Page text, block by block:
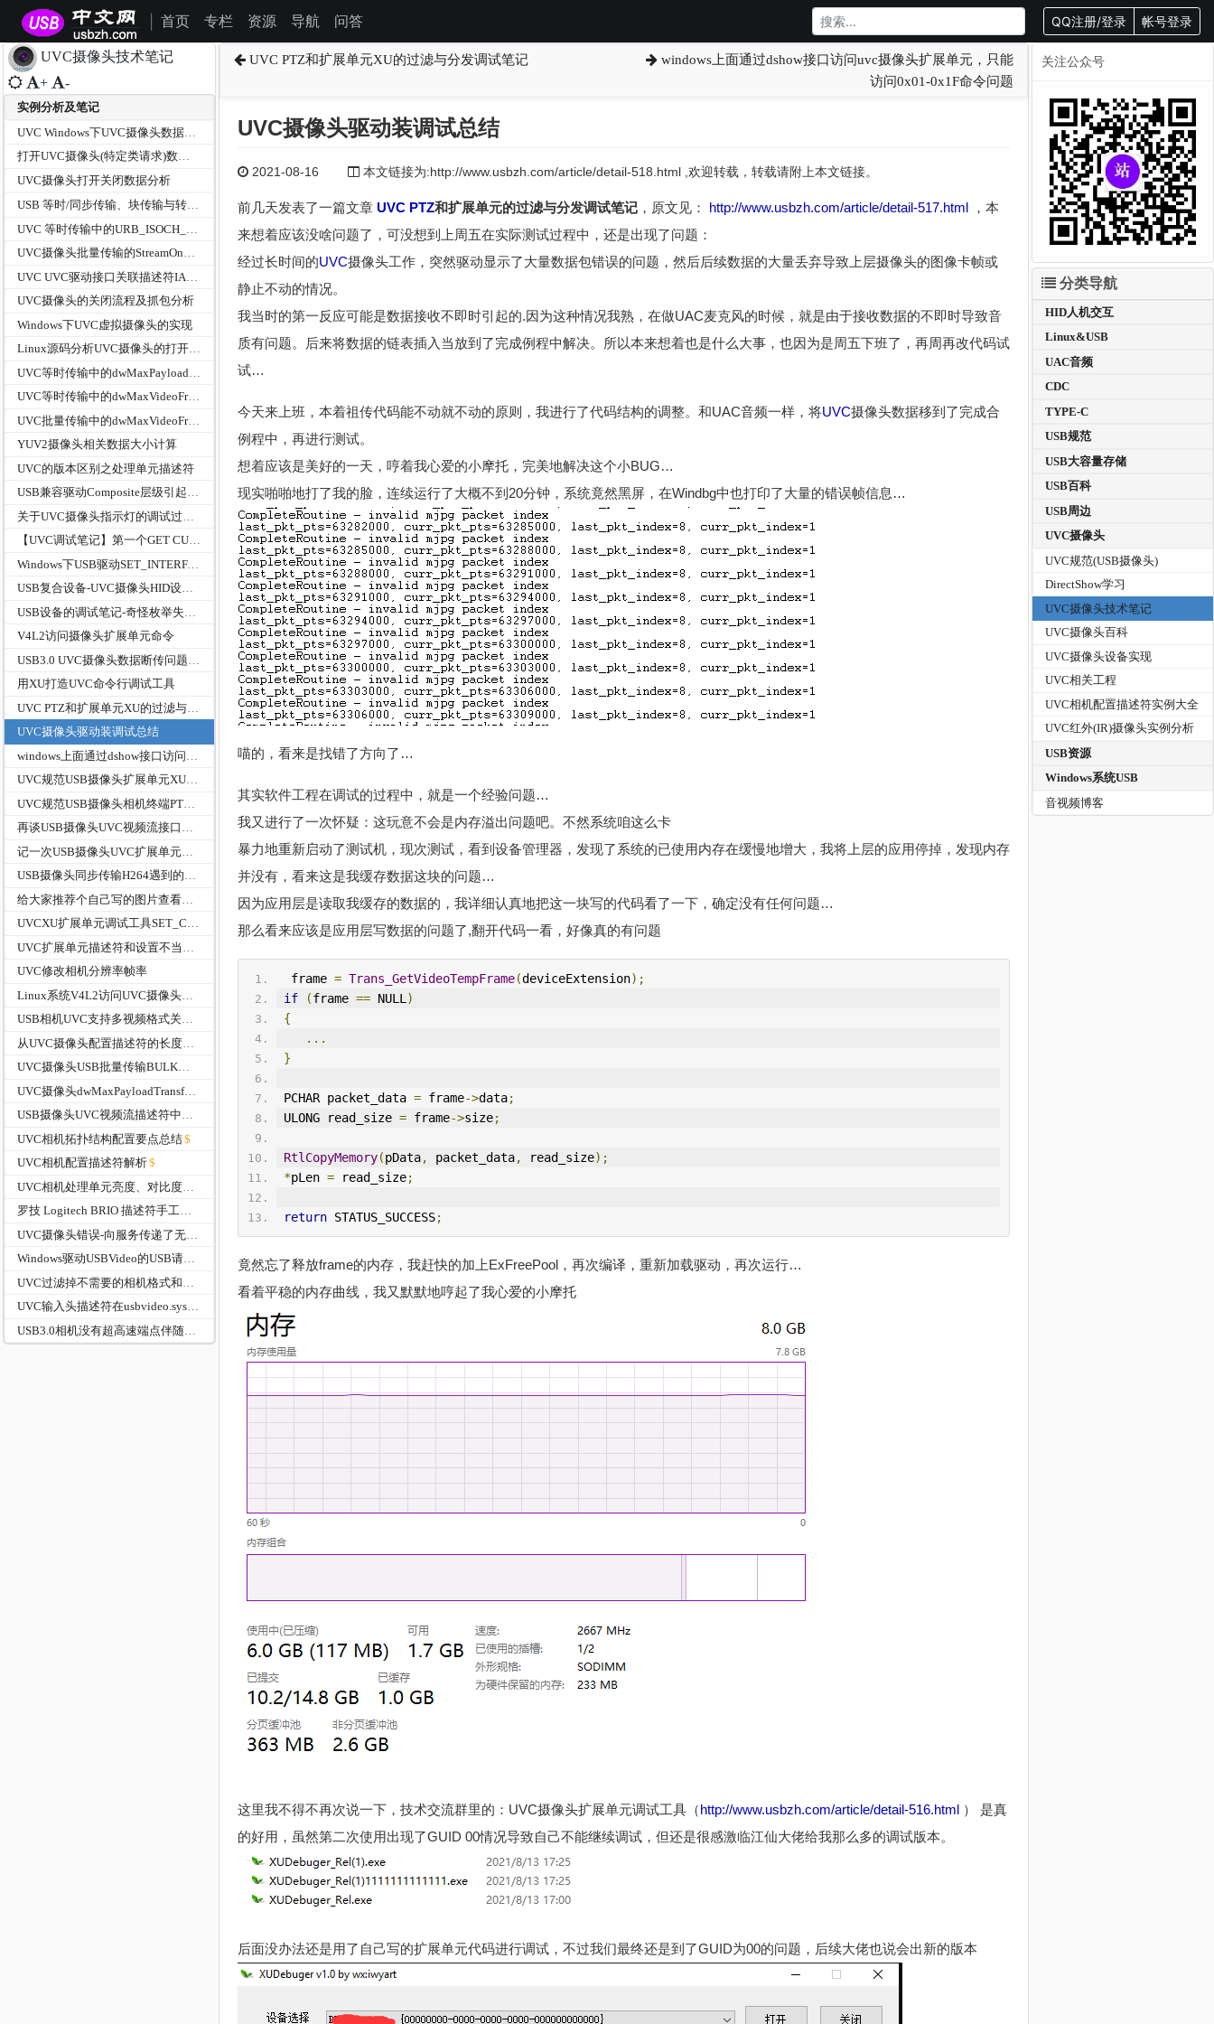
首页 专栏 资源 导航 问答 QQ注册/登录 帐号登录
UVC摄像头技术笔记
+ -
实例分析及笔记
打开UVC摄像头(特定类请求)数据分析
UVC摄像头打开关闭数据分析
USB 等时/同步传输、块传输与转换设置在UVC摄像头驱动中的探讨
UVC摄像头批量传输的StreamOn和StreamOff
UVC摄像头的关闭流程及抓包分析
Windows下UVC虚拟摄像头的实现
Linux源码分析UVC摄像头的打开流程及抓包分析
UVC等时传输中的dwMaxVideoFrameSize和dwMaxPayloadTransferSize关系
UVC批量传输中的dwMaxVideoFrameSize和dwMaxPayloadTransferSize关系
YUV2摄像头相关数据大小计算
UVC的版本区别之处理单元描述符
USB兼容驱动Composite层级引起的摄像头灯问题
【UVC调试笔记】第一个GET CUR请求产生babble detected的原因排查
Windows下USB驱动SET_INTERFAC失败 bad pipe flags
USB复合设备-UVC摄像头HID设备共存的设计实现
V4L2访问摄像头扩展单元命令
用XU打造UVC命令行调试工具
UVC摄像头驱动装调试总结
UVC规范USB摄像头扩展单元XU的初始化分析
再谈USB摄像头UVC视频流接口控制请求dwMaxVideoFrameSize和dwMaxPayloadTransferSize
USB摄像头同步传输H264遇到的花屏问题
UVCXU扩展单元调试工具SET_CUR时获取数据长度错误0x800700ea
UVC修改相机分辨率帧率
USB相机UVC支持多视频格式关键点及配置描述符自动填充代码
UVC摄像头USB批量传输BULK数据传输方式的打开与关闭StreamOn StreamOff
UVC摄像头dwMaxPayloadTransferSize批量传输与USB端点描述符wMaxPacketSize的关系说明
USB摄像头UVC视频流描述符中的bFormatIndex和bFrameIndex
UVC相机拓扑结构配置要点总结
UVC相机配置描述符解析
罗技 Logitech BRIO 描述符手工分析记录
Windows驱动USBVideo的USB请求超时默认为5秒
UVC输入头描述符在usbvideo.sys中的校验
UVC PTZ和扩展单元XU的过滤与分发调试笔记
windows上面通过dshow接口访问uvc摄像头扩展单元，只能
访问0x01-0x1F命令问题
UVC摄像头驱动装调试总结
2021-08-16 本文链接为:http://www.usbzh.com/article/detail-518.html ,欢迎转载，转载请附上本文链接。
前几天发表了一篇文章 UVC PTZ和扩展单元的过滤与分发调试笔记，原文见： http://www.usbzh.com/article/detail-517.html，本
来想着应该没啥问题了，可没想到上周五在实际测试过程中，还是出现了问题：
经过长时间的UVC摄像头工作，突然驱动显示了大量数据包错误的问题，然后后续数据的大量丢弃导致上层摄像头的图像卡帧或
静止不动的情况。
我当时的第一反应可能是数据接收不即时引起的.因为这种情况我熟，在做UAC麦克风的时候，就是由于接收数据的不即时导致音
质有问题。后来将数据的链表插入当放到了完成例程中解决。所以本来想着也是什么大事，也因为是周五下班了，再周再改代码试
试…
今天来上班，本着祖传代码能不动就不动的原则，我进行了代码结构的调整。和UAC音频一样，将UVC摄像头数据移到了完成合
例程中，再进行测试。
想着应该是美好的一天，哼着我心爱的小摩托，完美地解决这个小BUG…
现实啪啪地打了我的脸，连续运行了大概不到20分钟，系统竟然黑屏，在Windbg中也打印了大量的错误帧信息…
喵的，看来是找错了方向了…
其实软件工程在调试的过程中，就是一个经验问题…
我又进行了一次怀疑：这玩意不会是内存溢出问题吧。不然系统咱这么卡
暴力地重新启动了测试机，现次测试，看到设备管理器，发现了系统的已使用内存在缓慢地增大，我将上层的应用停掉，发现内存
并没有，看来这是我缓存数据这块的问题…
因为应用层是读取我缓存的数据的，我详细认真地把这一块写的代码看了一下，确定没有任何问题…
那么看来应该是应用层写数据的问题了,翻开代码一看，好像真的有问题
  frame
= Trans_GetVideoTempFrame(deviceExtension);
if
(frame == NULL )
{
...
}
PCHAR packet_data = frame->data;
ULONG read_size = frame->size;
RtlCopyMemory(pData, packet_data, read_size);
*pLen = read_size;
return STATUS_SUCCESS;
竟然忘了释放frame的内存，我赶快的加上ExFreePool，再次编译，重新加载驱动，再次运行…
看着平稳的内存曲线，我又默默地哼起了我心爱的小摩托
这里我不得不再次说一下，技术交流群里的：UVC摄像头扩展单元调试工具（http://www.usbzh.com/article/detail-516.html） 是真
的好用，虽然第二次使用出现了GUID 00情况导致自己不能继续调试，但还是很感激临江仙大佬给我那么多的调试版本。
后面没办法还是用了自己写的扩展单元代码进行调试，不过我们最终还是到了GUID为00的问题，后续大佬也说会出新的版本
关注公众号
分类导航
HID人机交互
Linux&USB
UAC音频
CDC
TYPE-C
USB规范
USB大容量存储
USB百科
USB周边
UVC摄像头
UVC规范(USB摄像头)
DirectShow学习
UVC摄像头技术笔记
UVC摄像头百科
UVC摄像头设备实现
UVC相关工程
UVC相机配置描述符实例大全
UVC红外(IR)摄像头实例分析
USB资源
Windows系统USB
音视频博客